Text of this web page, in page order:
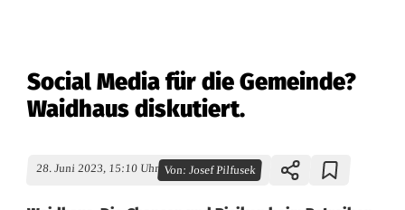
Social Media für die Gemeinde?
Waidhaus diskutiert.
28. Juni 2023, 15:10 Uhr Von:Josef Pilfusek